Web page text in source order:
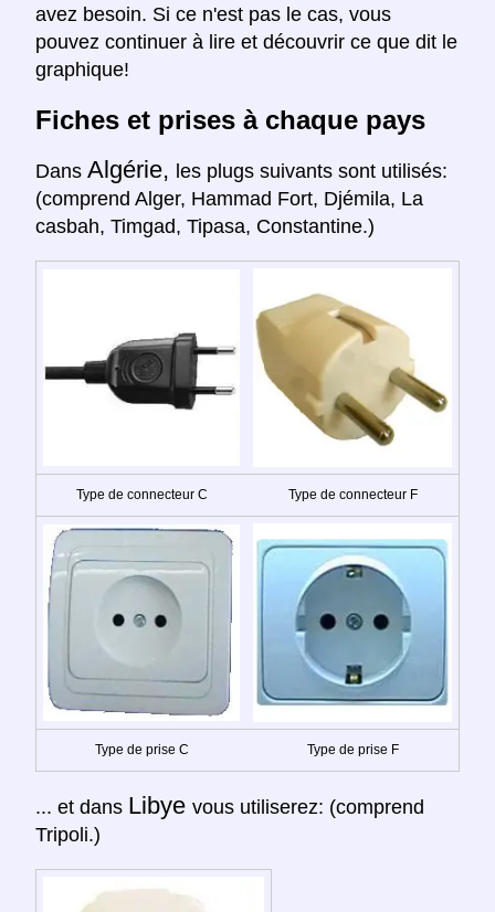
avez besoin. Si ce n'est pas le cas, vous
pouvez continuer à lire et découvrir ce que dit le
graphique!
Fiches et prises à chaque pays
Dans Algérie, les plugs suivants sont utilisés:
(comprend Alger, Hammad Fort, Djémila, La
casbah, Timgad, Tipasa, Constantine.)
Type de connecteur C Type de connecteur F
Type de prise C Type de prise F
... et dans Libye vous utiliserez: (comprend
Tripoli.)